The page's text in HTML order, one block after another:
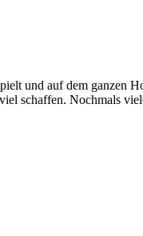
und auf dem
schaffen. Nochmals